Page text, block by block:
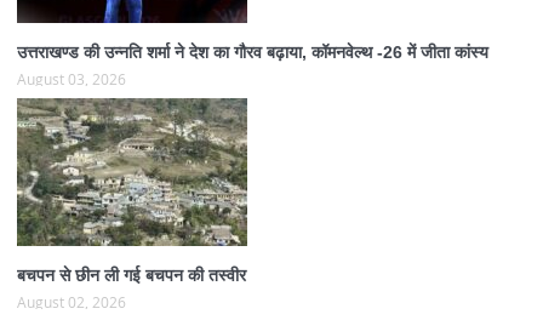
उत्तराखण्ड की उन्नति शर्मा ने देश का गौरव बढ़ाया, कॉमनवेल्थ -26 में जीता कांस्य
August 03, 2026
बचपन से छीन ली गई बचपन की तस्वीर
August 02, 2026